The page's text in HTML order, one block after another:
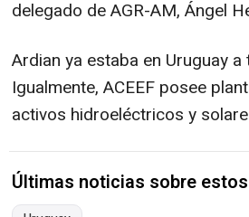
delegado de AGR-AM, Ángel
Ardian ya estaba en Uruguay
Igualmente, ACEEF posee
activos hidroeléctricos y
Últimas noticias sobre